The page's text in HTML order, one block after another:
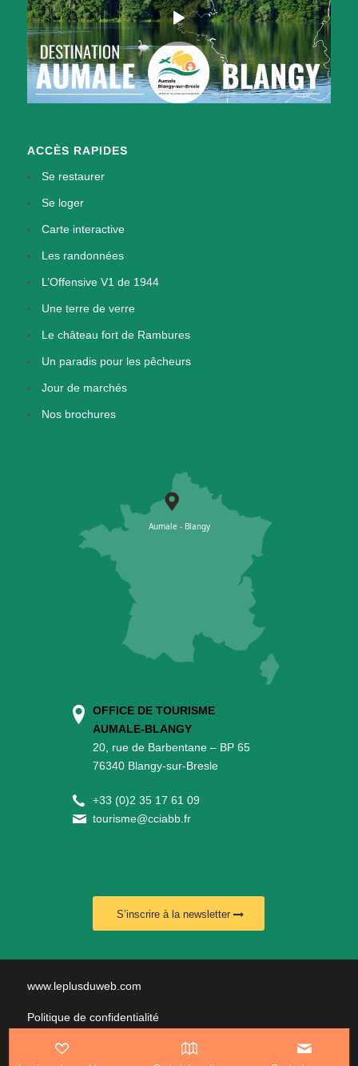
ACCÈS RAPIDES
Se restaurer
Se loger
Carte interactive
Les randonnées
L’Offensive V1 de 1944
Une terre de verre
Le château fort de Rambures
Un paradis pour les pêcheurs
Jour de marchés
Nos brochures
OFFICE DE TOURISME
AUMALE-BLANGY
20, rue de Barbentane – BP 65
76340 Blangy-sur-Bresle
+33 (0)2 35 17 61 09
tourisme@cciabb.fr
S’inscrire à la newsletter
www.leplusduweb.com
Politique de confidentialité
Plan du site